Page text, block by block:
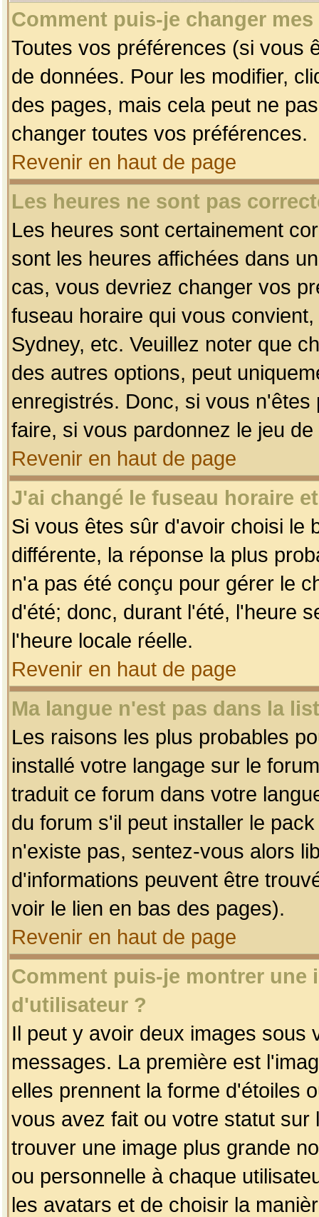
Comment puis-je changer
Toutes vos préférences (si vous
de données. Pour les modifier,
des pages, mais cela peut ne
changer toutes vos préférences.
Revenir en haut de page
Les heures ne sont pas
Les heures sont certainement
sont les heures affichées dans
cas, vous devriez changer vos
fuseau horaire qui vous
Sydney, etc. Veuillez noter que
des autres options, peut
enregistrés. Donc, si vous
faire, si vous pardonnez le jeu
Revenir en haut de page
J'ai changé le fuseau horaire
Si vous êtes sûr d'avoir choisi le
différente, la réponse la plus
n'a pas été conçu pour gérer le
d'été; donc, durant l'été, l'heure
l'heure locale réelle.
Revenir en haut de page
Ma langue n'est pas dans la
Les raisons les plus probables
installé votre langage sur le
traduit ce forum dans votre
du forum s'il peut installer le
n'existe pas, sentez-vous alors
d'informations peuvent être
voir le lien en bas des pages).
Revenir en haut de page
Comment puis-je montrer une
d'utilisateur ?
Il peut y avoir deux images sous
messages. La première est
elles prennent la forme d'étoiles
vous avez fait ou votre statut
trouver une image plus grande
ou personnelle à chaque
les avatars et de choisir la